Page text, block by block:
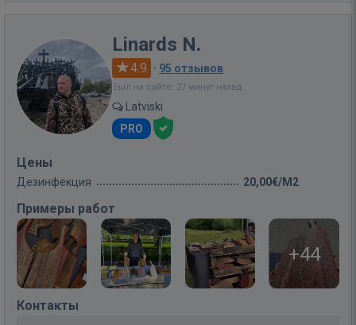
Linards N.
4.9 · 95 отзывов
Был на сайте: 27 минут назад
Latviski
PRO
Цены
Дезинфекция 20,00€/M2
Примеры работ
+44
Контакты